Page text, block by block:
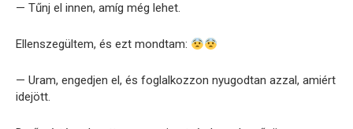
— Tűnj el innen, amíg még lehet.
Ellenszegültem, és ezt mondtam:
— Uram, engedjen el, és foglalkozzon nyugodtan azzal, amiért
idejött.